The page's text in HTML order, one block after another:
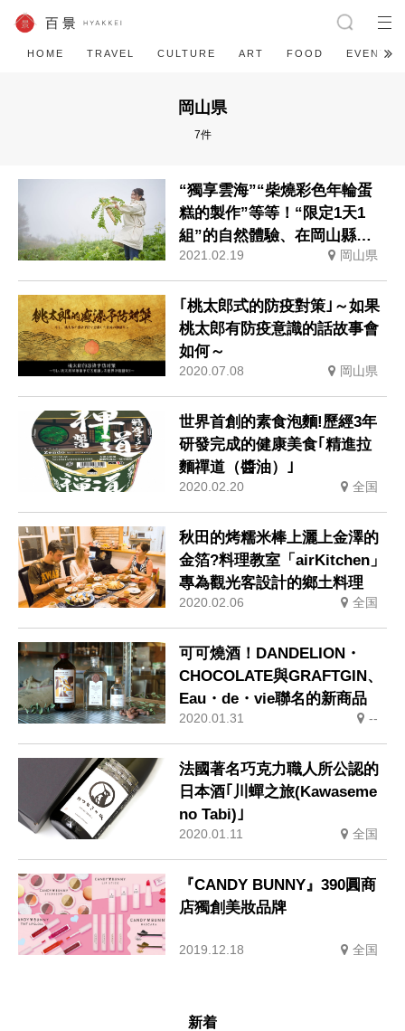
HOME TRAVEL CULTURE ART FOOD EVENT
岡山県
7件
“獨享雲海”“柴燒彩色年輪蛋
糕的製作”等等！“限定1天1
組”的自然體驗、在岡山縣美
作市湯溫泉的活動從3月上旬
開始
2021.02.19 岡山県
｢桃太郎式的防疫對策｣～如果
桃太郎有防疫意識的話故事會
如何～
2020.07.08 岡山県
世界首創的素食泡麵!歷經3年
研發完成的健康美食｢精進拉
麵禪道（醬油）｣
2020.02.20 全国
秋田的烤糯米棒上灑上金澤的
金箔?料理教室「airKitchen」
專為觀光客設計的鄉土料理
2020.02.06 全国
可可燒酒！DANDELION・
CHOCOLATE與GRAFTGIN、
Eau・de・vie聯名的新商品
2020.01.31 --
法國著名巧克力職人所公認的
日本酒｢川蟬之旅(Kawaseme
no Tabi)｣
2020.01.11 全国
『CANDY BUNNY』390圓商
店獨創美妝品牌
2019.12.18 全国
新着